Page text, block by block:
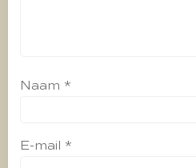
Naam *
E-mail *